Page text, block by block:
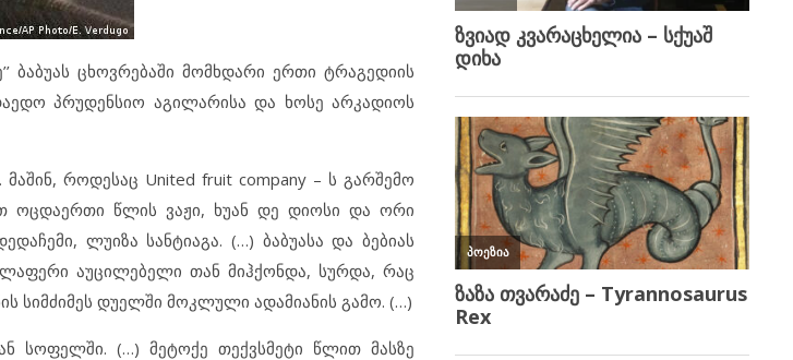
ბაბუას ცხოვრებაში მომხდარი ერთი ტრაგედიის
პრუდენსიო აგილარისა და ხოსე არკადიოს
როდესაც United fruit company – ს გარშემო
ოცდაერთი წლის ვაჟი, ხუან დე დიოსი და ორი
ლუიზა სანტიაგა. (…) ბაბუასა და ბებიას
აუცილებელი თან მიჰქონდა, სურდა, რაც
სიმძიმეს დუელში მოკლული ადამიანის გამო. (…)
სოფელში. (…) მეტოქე თექვსმეტი წლით მასზე